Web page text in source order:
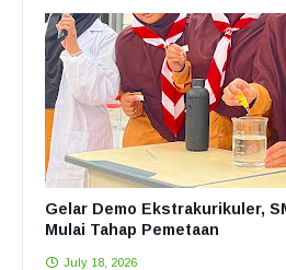
Gelar Demo Ekstrakurikuler,
Mulai Tahap Pemetaan
July 18, 2026